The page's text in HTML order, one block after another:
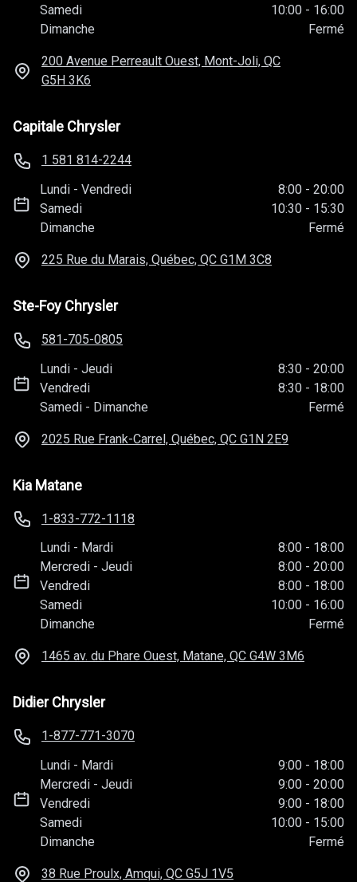
Samedi
10:00 - 16:00
Dimanche
Fermé
200 Avenue Perreault Ouest, Mont-Joli, QC
G5H 3K6
Capitale Chrysler
1 581 814-2244
Lundi -Vendredi 8:00 - 20:00
Samedi
10:30 - 15:30
Dimanche
Fermé
225 Rue du Marais, Québec, QC G1M 3C8
Ste-Foy Chrysler
581-705-0805
Lundi -Jeudi 8:30 - 20:00
Vendredi
8:30 - 18:00
Samedi - Dimanche Fermé
2025 Rue Frank-Carrel, Québec, QC G1N 2E9
Kia Matane
1-833-772-1118
Lundi - Mardi 8:00 - 18:00
Mercredi -Jeudi 8:00 - 20:00
Vendredi
8:00 - 18:00
Samedi
10:00 - 16:00
Dimanche
Fermé
1465 av. du Phare Ouest, Matane, QC G4W 3M6
Didier Chrysler
1-877-771-3070
Lundi - Mardi 9:00 - 18:00
Mercredi -Jeudi 9:00 - 20:00
Vendredi
9:00 - 18:00
Samedi
10:00 - 15:00
Dimanche
Fermé
38 Rue Proulx, Amqui, QC G5J 1V5